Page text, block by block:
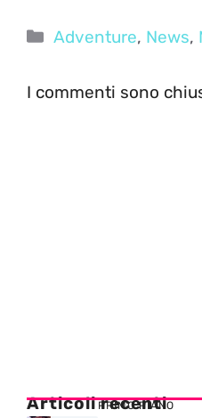
Categorie
Adventure, News,
I commenti sono
Articoli recenti
PRIMO PIANO